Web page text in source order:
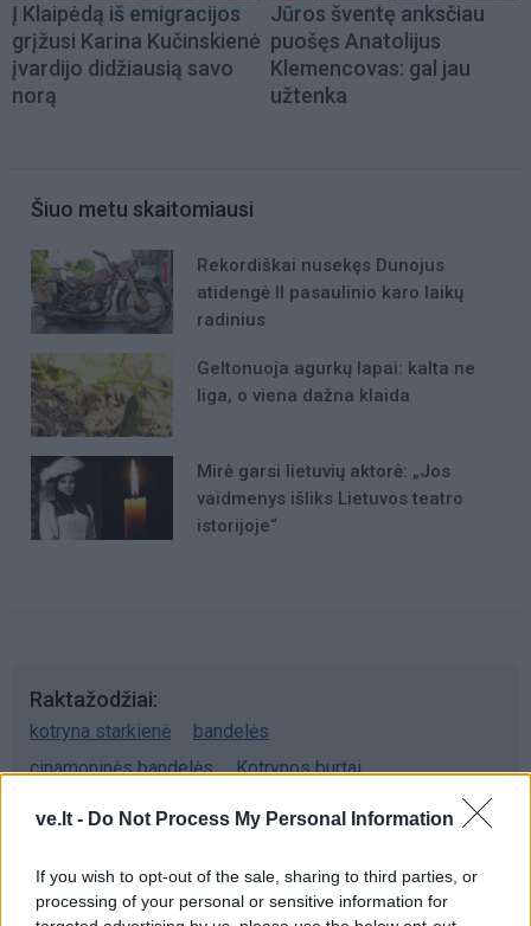
ve.lt - Do Not Process My Personal Information
If you wish to opt-out of the sale, sharing to third parties, or
processing of your personal or sensitive information for
Į Klaipėdą iš emigracijos
grįžusi Karina Kučinskienė
įvardijo didžiausią savo
norą
Jūros šventę anksčiau
puošęs Anatolijus
Klemencovas: gal jau
užtenka
Šiuo metu skaitomiausi
Rekordiškai nusekęs Dunojus
atidengė II pasaulinio karo laikų
radinius
Geltonuoja agurkų lapai: kalta ne
liga, o viena dažna klaida
Mirė garsi lietuvių aktorė: „Jos
vaidmenys išliks Lietuvos teatro
istorijoje“
Raktažodžiai
kotryna starkienė
bandelės
cinamoninės bandelės
Kotrynos burtai
Komentarai